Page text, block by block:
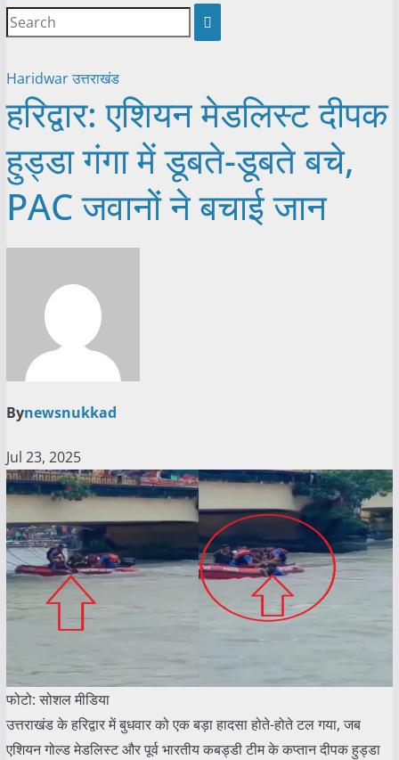
Haridwarउत्तराखंड
हरिद्वार: एशियन मेडलिस्ट दीपक
हुड्डा गंगा में डूबते-डूबते बचे,
PAC जवानों ने बचाई जान
Bynewsnukkad
Jul 23, 2025
फोटो: सोशल मीडिया
उत्तराखंड के हरिद्वार में बुधवार को एक बड़ा हादसा होते-होते टल गया, जब
एशियन गोल्ड मेडलिस्ट और पूर्व भारतीय कबड्डी टीम के कप्तान दीपक हुड्डा